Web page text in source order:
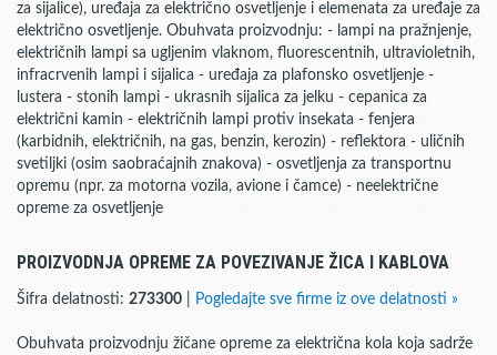
za sijalice), uređaja za električno osvetljenje i elemenata za uređaje za
električno osvetljenje. Obuhvata proizvodnju: - lampi na pražnjenje,
električnih lampi sa ugljenim vlaknom, fluorescentnih, ultravioletnih,
infracrvenih lampi i sijalica - uređaja za plafonsko osvetljenje -
lustera - stonih lampi - ukrasnih sijalica za jelku - cepanica za
električni kamin - električnih lampi protiv insekata - fenjera
(karbidnih, električnih, na gas, benzin, kerozin) - reflektora - uličnih
svetiljki (osim saobraćajnih znakova) - osvetljenja za transportnu
opremu (npr. za motorna vozila, avione i čamce) - neelektrične
opreme za osvetljenje
PROIZVODNJA OPREME ZA POVEZIVANJE ŽICA I KABLOVA
Šifra delatnosti: 273300 Pogledajte sve firme iz ove delatnosti »
Obuhvata proizvodnju žičane opreme za električna kola koja sadrže